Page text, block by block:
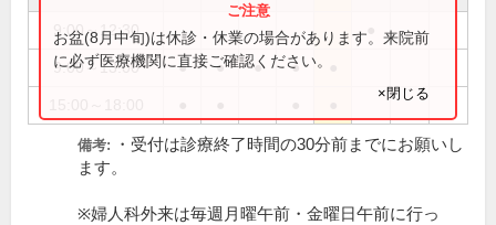
9:00～12:30
9:00～13:00 ● ● ● ●
お盆(8月中旬)は休診・休業の場合があります。来院前
に必ず医療機関に直接ご確認ください。
×閉じる
備考:
・受付は診療終了時間の30分前までにお願いし
ます。
※婦人科外来は毎週月曜午前・金曜日午前に行っ